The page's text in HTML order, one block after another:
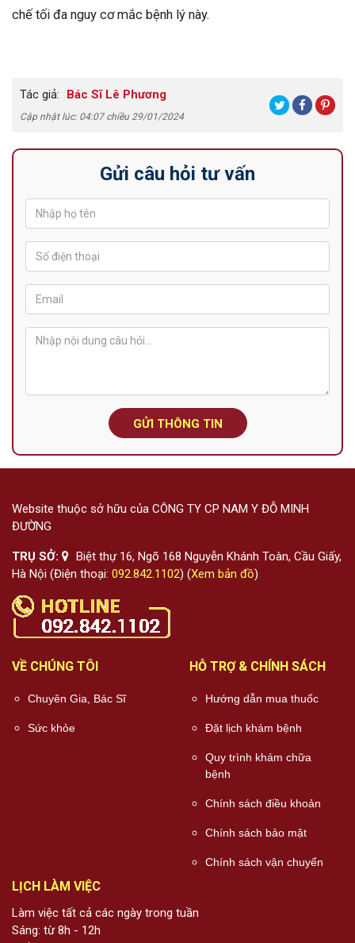
chế tối đa nguy cơ mắc bệnh lý này.
Tác giả: Bác Sĩ Lê Phương
Cập nhật lúc: 04:07 chiều 29/01/2024
Gửi câu hỏi tư vấn
GỬI THÔNG TIN
Website thuộc sở hữu của CÔNG TY CP NAM Y ĐỖ MINH
ĐƯỜNG
TRỤ SỞ:
Biệt thự 16, Ngõ 168 Nguyễn Khánh Toàn, Cầu Giấy,
Hà Nội (Điện thoại: 092.842.1102) (Xem bản đồ)
VỀ CHÚNG TÔI
Chuyên Gia, Bác Sĩ
Sức khỏe
HỖ TRỢ & CHÍNH SÁCH
Hướng dẫn mua thuốc
Đặt lịch khám bệnh
Quy trình khám chữa
bệnh
Chính sách điều khoản
Chính sách bảo mật
Chính sách vận chuyển
LỊCH LÀM VIỆC
Làm việc tất cả các ngày trong tuần
Sáng: từ 8h - 12h